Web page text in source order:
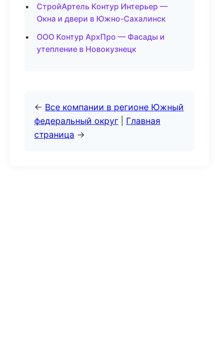
СтройАртель Контур Интерьер —
Окна и двери в Южно-Сахалинск
ООО Контур АрхПро — Фасады и
утепление в Новокузнецк
← Все компании в регионе Южный
федеральный округ
Главная
страница →